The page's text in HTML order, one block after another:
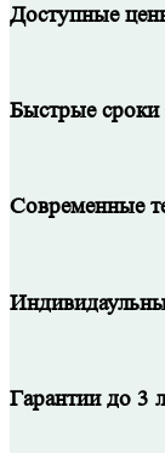
Доступные
Быстрые сроки
Современные
Гарантии до 3